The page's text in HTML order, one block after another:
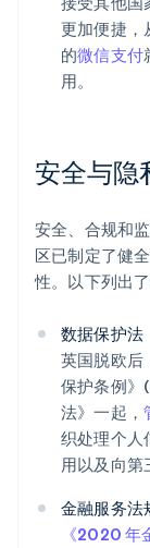
更加便捷，
的微信支付
用。
安全与隐
安全、合规和
区已制定了健
性。以下列出了
数据保护法
英国脱欧后
保护条例》
法》一起，
织处理个人
用以及向第
金融服务法
《2020 年